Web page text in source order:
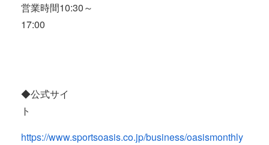
営業時間10:30～
17:00
◆公式サイ
ト
https://www.sportsoasis.co.jp/business/oasismonthly